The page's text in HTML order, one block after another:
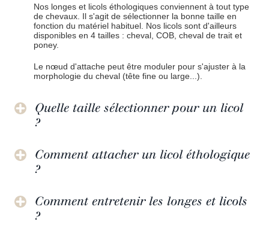
Nos longes et licols éthologiques conviennent à tout type
de chevaux. Il s'agit de sélectionner la bonne taille en
fonction du matériel habituel. Nos licols sont d'ailleurs
disponibles en 4 tailles : cheval, COB, cheval de trait et
poney.
Le nœud d'attache peut être moduler pour s'ajuster à la
morphologie du cheval (tête fine ou large...).
Quelle taille sélectionner pour un licol
?
Comment attacher un licol éthologique
?
Comment entretenir les longes et licols
?